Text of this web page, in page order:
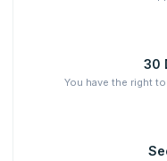
30
You have the right